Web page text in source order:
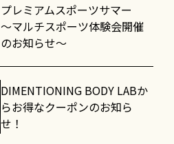
プレミアムスポーツサマー
～マルチスポーツ体験会開催
のお知らせ～
DIMENTIONING BODY LABか
らお得なクーポンのお知ら
せ！